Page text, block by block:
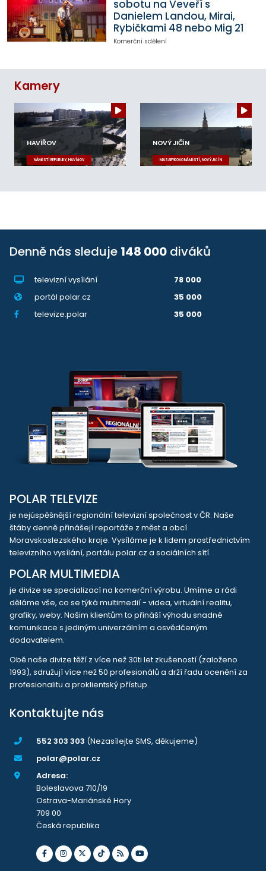
sobotu na Veveří s
Danielem Landou, Mirai,
Rybičkami 48 nebo Mig 21
Komerční sdělení
Kamery
HAVÍŘOV
NÁMĚSTÍ REPUBLIKY, HAVÍŘOV
NOVÝ JIČÍN
MASARYKOVO NÁMĚSTÍ, NOVÝ JIČÍN
Denně nás sleduje 148 000 diváků
televizní vysílání
78 000
portál polar.cz
35 000
televize.polar
35 000
POLAR TELEVIZE
je nejúspěšnější regionální televizní společnost v ČR. Naše
štáby denně přinášejí reportáže z měst a obcí
Moravskoslezského kraje. Vysíláme je k lidem prostřednictvím
televizního vysílání, portálu polar.cz a sociálních sítí.
POLAR MULTIMEDIA
je divize se specializací na komerční výrobu. Umíme a rádi
děláme vše, co se týká multimedií - videa, virtuální realitu,
grafiky, weby. Našim klientům to přináší výhodu snadné
komunikace s jediným univerzálním a osvědčeným
dodavatelem.
Obě naše divize těží z více než 30ti let zkušeností (založeno
1993), sdružují více než 50 profesionálů a drží řadu ocenění za
profesionalitu a proklientský přístup.
Kontaktujte nás
552 303 303 (Nezasílejte SMS, děkujeme)
polar@polar.cz
Adresa:
Boleslavova 710/19
Ostrava-Mariánské Hory
709 00
Česká republika